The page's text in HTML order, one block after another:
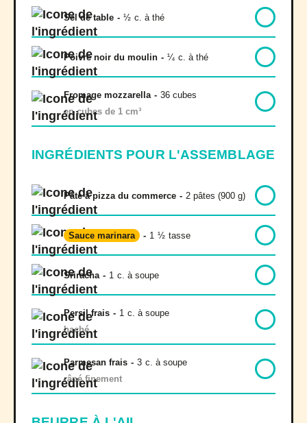
Sel de table - ½ c. à thé
Poivre noir du moulin - ¼ c. à thé
Fromage mozzarella - 36 cubes
en cubes de 1 cm³
INGRÉDIENTS POUR L'ASSEMBLAGE
Pâte à pizza du commerce - 2 pâtes (900 g)
Sauce marinara - 1 ½ tasse
Sriracha - 1 c. à soupe
Persil frais - 1 c. à soupe
haché
Parmesan frais - 3 c. à soupe
râpé finement